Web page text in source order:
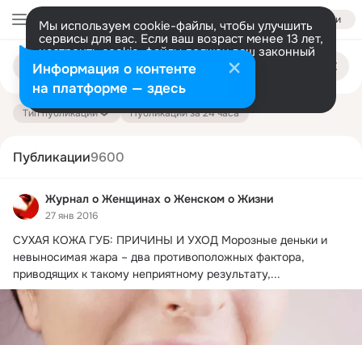
Войти
Мы используем cookie-файлы, чтобы улучшить
сервисы для вас. Если ваш возраст менее 13 лет,
настроить cookie-файлы должен ваш законный
представитель. Больше информации
Разрешить все Настроить
Поиск
публикациям
Тип публикации Публикации за 24 часа
Публикации9600
Журнал о Женщинах о Женском о Жизни
27 янв 2016
СУХАЯ КОЖА ГУБ: ПРИЧИНЫ И УХОД Морозные деньки и
невыносимая жара – два противоположных фактора,
приводящих к такому неприятному результату,...
Информация о контенте
на платформе — здесь